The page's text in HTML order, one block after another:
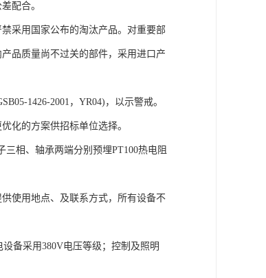
配合。
采用国家公布的淘汰产品。对重要部
品质量尚不过关的部件，采用进口产
1426-2001，YR04)，以示警戒。
化的方案供招标单位选择。
相、轴承两端分别预埋PT100热电阻
使用地点、及联系方式，所有设备不
备采用380V电压等级；控制及照明